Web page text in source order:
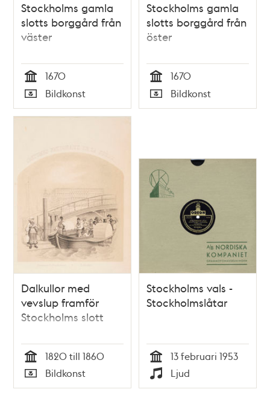
Stockholms gamla
slotts borggård från
väster
Tid
1670
Typ
Bildkonst
Stockholms gamla
slotts borggård från
öster
Tid
1670
Typ
Bildkonst
Dalkullor med
vevslup framför
Stockholms slott
Tid
1820 till 1860
Typ
Bildkonst
Stockholms vals -
Stockholmslåtar
Tid
13 februari 1953
Typ
Ljud